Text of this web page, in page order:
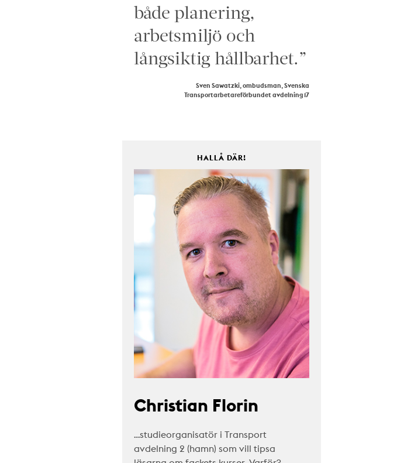
både planering,
arbetsmiljö och
långsiktig hållbarhet.”
Sven Sawatzki, ombudsman, Svenska
Transportarbetareförbundet avdelning 17
HALLÅ DÄR!
Christian Florin
…studieorganisatör i Transport
avdelning 2 (hamn) som vill tipsa